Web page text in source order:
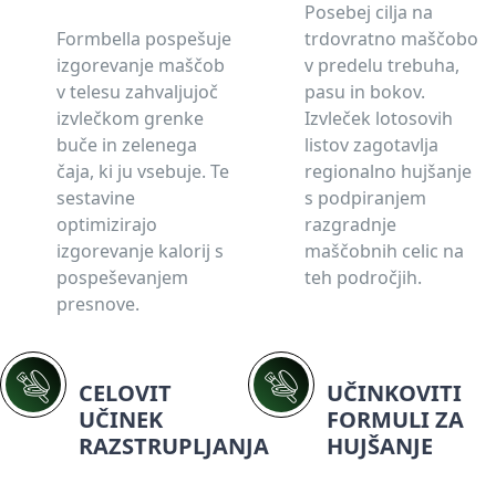
Formbella pospešuje
izgorevanje maščob
v telesu zahvaljujoč
izvlečkom grenke
buče in zelenega
čaja, ki ju vsebuje. Te
sestavine
optimizirajo
izgorevanje kalorij s
pospeševanjem
presnove.
Posebej cilja na
trdovratno maščobo
v predelu trebuha,
pasu in bokov.
Izvleček lotosovih
listov zagotavlja
regionalno hujšanje
s podpiranjem
razgradnje
maščobnih celic na
teh področjih.
CELOVIT
UČINEK
RAZSTRUPLJANJA
UČINKOVITI
FORMULI ZA
HUJŠANJE